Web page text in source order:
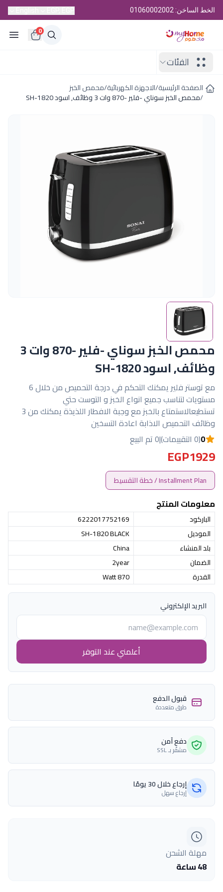
الخط الساخن: 01060002002
0
الفئات
الصفحة الرئيسية/الاجهزة الكهربائية/محمص الخبز
/محمص الخبز سوناي -فلير -870 وات 3 وظائف, اسود SH-1820
محمص الخبز سوناي -فلير -870 وات 3
وظائف, اسود SH-1820
مع توستر فلير يمكنك التحكم في درجة التحميص من خلال 6
مستويات لتناسب جميع انواع الخبز و التوست حتي
تستطيعالاستمتاع بالخبز مع وجبة الافطار اللذيذة يمكنك من 3
وظائف التحميص الاذابة اعادة التسخين
0(0 التقييمات) |0 تم البيع
EGP1929
Installment Plan / خطة التقسيط
معلومات المنتج
الباركود
6222017752169
الموديل
SH-1820 BLACK
بلد المنشاء
China
الضمان
2year
القدرة
870 Watt
البريد الإلكتروني
أعلمني عند التوفر
قبول الدفع
طرق متعددة
دفع آمن
مشفّر بـ SSL
إرجاع خلال 30 يومًا
إرجاع سهل
مهلة الشحن
48 ساعة